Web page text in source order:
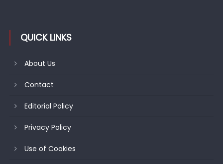
QUICK LINKS
About Us
Contact
Editorial Policy
Privacy Policy
Use of Cookies